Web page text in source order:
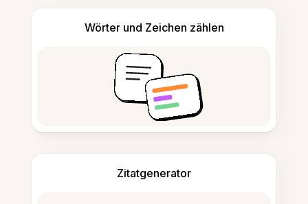
Wörter und Zeichen zählen
Zitatgenerator